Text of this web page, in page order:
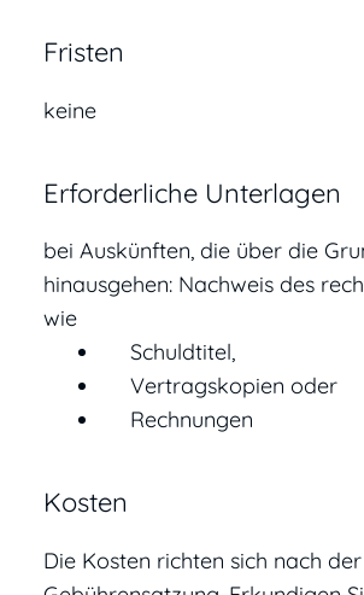
Fristen
keine
Erforderliche Unterlagen
bei Auskünften, die über die
hinausgehen: Nachweis des
wie
Schuldtitel,
Vertragskopien oder
Rechnungen
Kosten
Die Kosten richten sich nach